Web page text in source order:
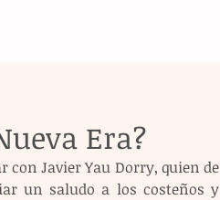
Era?
Javier Yau Dorry, quien de
un saludo a los costeños y